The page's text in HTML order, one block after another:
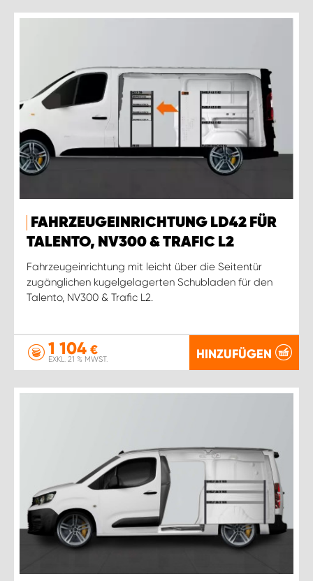
FAHRZEUGEINRICHTUNG LD42 FÜR
TALENTO, NV300 & TRAFIC L2
Fahrzeugeinrichtung mit leicht über die Seitentür
zugänglichen kugelgelagerten Schubladen für den
Talento, NV300 & Trafic L2.
1 104 €
EXKL. 21 % MWST. HINZUFÜGEN